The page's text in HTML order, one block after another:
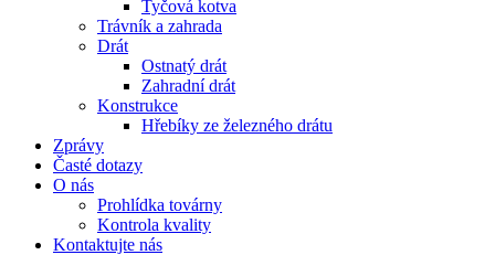
Tyčová kotva
Trávník a zahrada
Drát
Ostnatý drát
Zahradní drát
Konstrukce
Hřebíky ze železného drátu
Zprávy
Časté dotazy
O nás
Prohlídka továrny
Kontrola kvality
Kontaktujte nás